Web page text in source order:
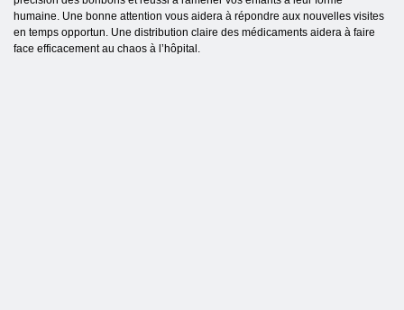
humaine. Une bonne attention vous aidera à répondre aux nouvelles visites
en temps opportun. Une distribution claire des médicaments aidera à faire
face efficacement au chaos à l’hôpital.